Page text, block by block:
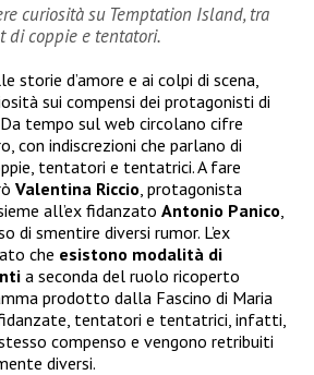
curiosità su Temptation Island, tra
di coppie e tentatori.
storie d’amore e ai colpi di scena,
sui compensi dei protagonisti di
Da tempo sul web circolano cifre
con indiscrezioni che parlano di
tentatori e tentatrici. A fare
Valentina Riccio , protagonista
all’ex fidanzato Antonio Panico
di smentire diversi rumor. L’ex
che esistono modalità di
a seconda del ruolo ricoperto
prodotto dalla Fascino di Maria
tentatori e tentatrici, infatti,
compenso e vengono retribuiti
diversi.